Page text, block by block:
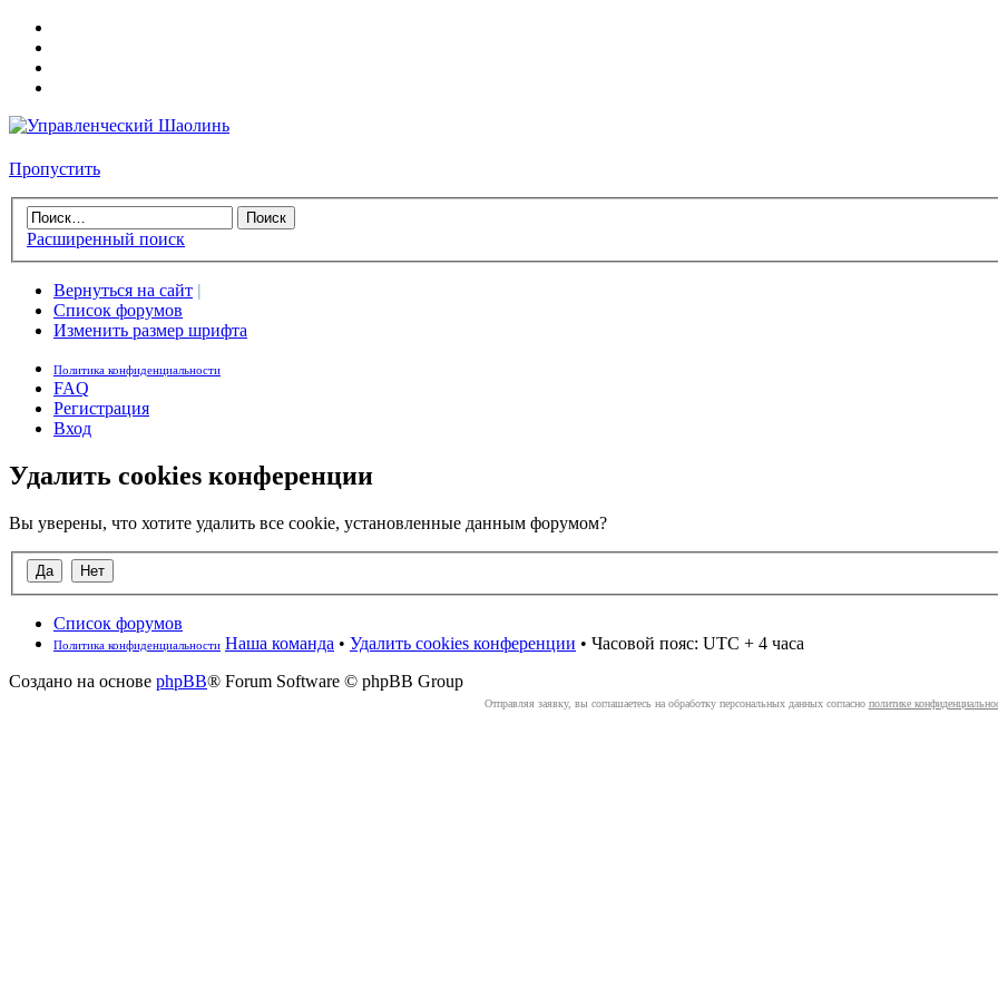
Пропустить
Расширенный поиск
Вернуться на сайт |
Список форумов
Изменить размер шрифта
Политика конфиденциальности
FAQ
Регистрация
Вход
Удалить cookies конференции
Вы уверены, что хотите удалить все cookie, установленные данным форумом?
Список форумов
Политика конфиденциальности Наша команда • Удалить cookies конференции • Часовой пояс: UTC + 4 часа
Создано на основе phpBB® Forum Software © phpBB Group
Отправляя заявку, вы соглашаетесь на обработку персональных данных согласно политике